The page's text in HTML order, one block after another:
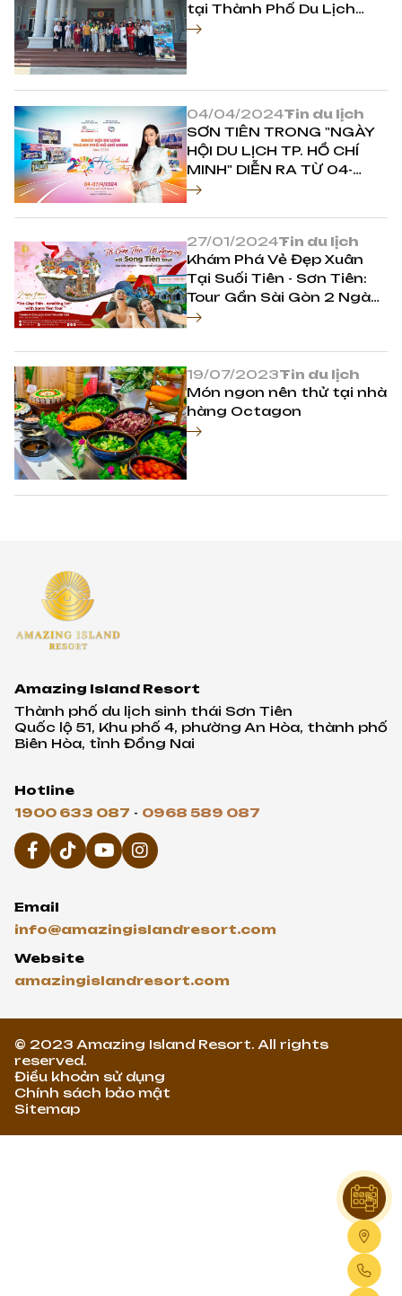
tại Thành Phố Du Lịch
Sơn Tiên
04/04/2024Tin du lịch
SƠN TIÊN TRONG "NGÀY
HỘI DU LỊCH TP. HỒ CHÍ
MINH" DIỄN RA TỪ 04-
07/04/2024
27/01/2024Tin du lịch
Khám Phá Vẻ Đẹp Xuân
Tại Suối Tiên - Sơn Tiên:
Tour Gần Sài Gòn 2 Ngày
1 Đêm
19/07/2023Tin du lịch
Món ngon nên thử tại nhà
hàng Octagon
Amazing Island Resort
Thành phố du lịch sinh thái Sơn Tiên
Quốc lộ 51, Khu phố 4, phường An Hòa, thành phố
Biên Hòa, tỉnh Đồng Nai
Hotline
1900 633 087 - 0968 589 087
Email
info@amazingislandresort.com
Website
amazingislandresort.com
© 2023 Amazing Island Resort. All rights
reserved.
Điều khoản sử dụng
Chính sách bảo mật
Sitemap